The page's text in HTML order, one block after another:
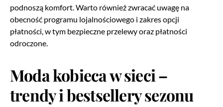
podnoszą komfort. Warto również zwracać uwagę na
obecność programu lojalnościowego i zakres opcji
płatności, w tym bezpieczne przelewy oraz płatności
odroczone.
Moda kobieca w sieci –
trendy i bestsellery sezonu